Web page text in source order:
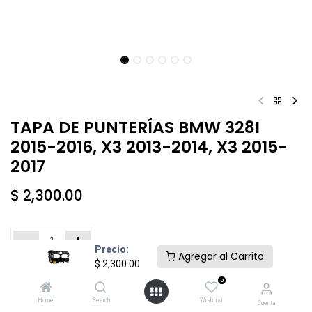
Precio:
$ 2,300.00
Agregar al Carrito
Home Search
0
Wishlist Cuenta
TAPA DE PUNTERÍAS BMW 328I
2015-2016, X3 2013-2014, X3 2015-
2017
$ 2,300.00
Comprar ahora
Agregar a la lista de deseos